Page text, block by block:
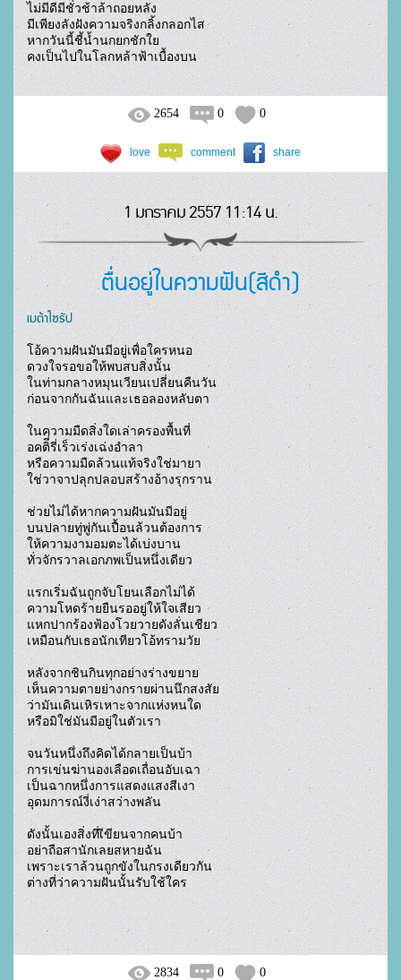
ไม่มีดีมีชั่วช้าล้าถอยหลัง
มีเพียงลังฝังความจริงกลิ้งกลอกไส
หากวันนี้ชี้น้ำนกยกชักใย
คงเป็นไปในโลกหล้าฟ้าเบื้องบน
2654 0 0
love comment share
1 มกราคม 2557 11:14 น.
ตื่นอยู่ในความฝัน(สีดำ)
เมต้าไซรัป
โอ้ความฝันมันมีอยู่เพื่อใครหนอ
ดวงใจรอขอให้พบสบสิ่งนั้น
ในท่ามกลางหมุนเวียนเปลี่ยนคืนวัน
ก่อนจากกันฉันและเธอลองหลับตา
ในความมืดสิ่งใดเล่าครองพื้นที่
อคติี่รี่เร็วเร่งเฉ่งอำลา
หรือความมืดล้วนแท้จริงใช่มายา
ใช่วาจาปลุกปลอบสร้างอ้างรุกราน
ช่วยไม่ได้หากความฝันมันมีอยู่
บนปลายทู่พู่กันเปื้อนล้วนต้องการ
ให้ความงามอมตะได้เบ่งบาน
ทั่วจักรวาลเอกภพเป็นหนึ่งเดียว
แรกเริ่มฉันถูกจับโยนเลือกไม่ได้
ความโหดร้ายยืนรออยู่ให้ใจเสียว
แหกปากร้องฟ้องโวยวายดังลั่นเชียว
เหมือนกับเธอนักเทียวโอ้ทรามวัย
หลังจากชินกินทุกอย่างร่างขยาย
เห็นความตายย่างกรายผ่านนึกสงสัย
ว่ามันเดินเหิรเหาะจากแห่งหนใด
หรือมิใช่มันมีอยู่ในตัวเรา
จนวันหนึ่งถึงคิดได้กลายเป็นบ้า
การเข่นฆ่านองเลือดเถื่อนอับเฉา
เป็นฉากหนึ่งการแสดงแสงสีเงา
อุดมการณ์งี่เง่าสว่างพลัน
ดังนั้นเองสิ่งที่เีขียนจากคนบ้า
อย่าถือสานักเลยสหายฉัน
เพราะเราล้วนถูกขังในกรงเดียวกัน
ต่างที่ว่าความฝันนั้นรับใช้ใคร
2834 0 0